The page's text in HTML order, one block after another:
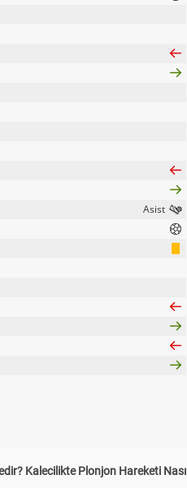
Kalecilikte Plonjon Hareketi Nasıl